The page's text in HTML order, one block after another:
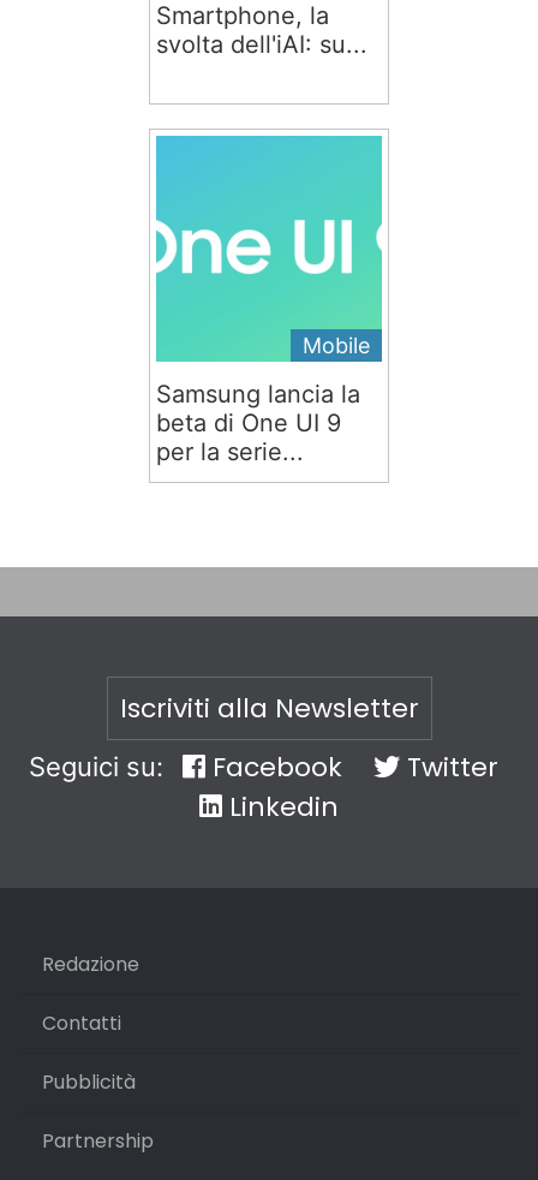
Smartphone, la
svolta dell'iAI: su...
Mobile
Samsung lancia la
beta di One UI 9
per la serie...
Iscriviti alla Newsletter
Seguici su: Facebook
Twitter
Linkedin
Redazione
Contatti
Pubblicità
Partnership